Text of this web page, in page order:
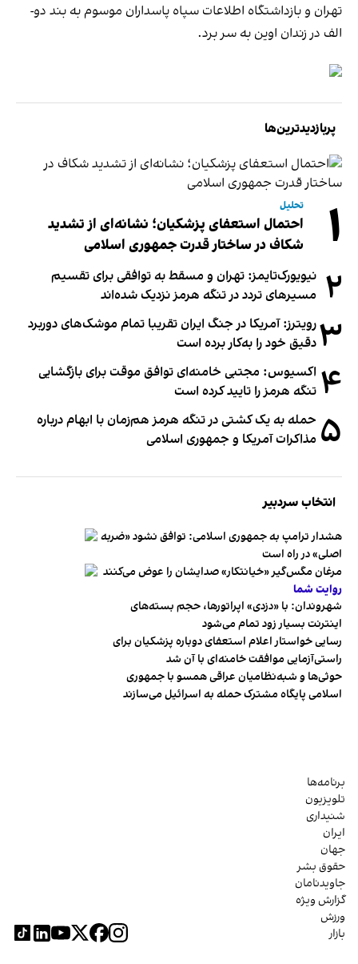
تهران و بازداشتگاه اطلاعات سپاه پاسداران موسوم به بند دو-
الف در زندان اوین به سر برد.
پربازدیدترین‌ها
۱ تحلیل
احتمال استعفای پزشکیان؛ نشانه‌ای از تشدید
شکاف در ساختار قدرت جمهوری اسلامی
۲ نیویورک‌تایمز: تهران و مسقط به توافقی برای تقسیم
مسیرهای تردد در تنگه هرمز نزدیک شده‌اند
۳رویترز: آمریکا در جنگ ایران تقریبا تمام موشک‌های دوربرد
دقیق خود را به‌کار برده است
۴ اکسیوس: مجتبی خامنه‌ای توافق موقت برای بازگشایی
تنگه هرمز را تایید کرده است
۵ حمله به یک کشتی در تنگه هرمز هم‌زمان با ابهام درباره
مذاکرات آمریکا و جمهوری اسلامی
انتخاب سردبیر
هشدار ترامپ به جمهوری اسلامی: توافق نشود «ضربه
اصلی» در راه است
مرغان مگس‌گیر «خیانتکار» صدایشان را عوض می‌کنند
روایت شما
شهروندان:‌ با «دزدی» اپراتورها، حجم بسته‌های
اینترنت بسیار زود تمام می‌شود
رسایی خواستار اعلام استعفای دوباره پزشکیان برای
راستی‌آزمایی موافقت خامنه‌ای با آن شد
حوثی‌ها و شبه‌نظامیان عراقی همسو با جمهوری
اسلامی پایگاه مشترک حمله به اسرائیل می‌سازند
برنامه‌ها
تلویزیون
شنیداری
ایران
جهان
حقوق بشر
جاویدنامان
گزارش ویژه
ورزش
بازار